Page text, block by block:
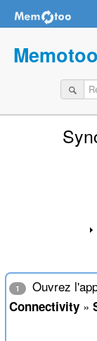
Memotoo
1 Ouvrez
Connectivity»